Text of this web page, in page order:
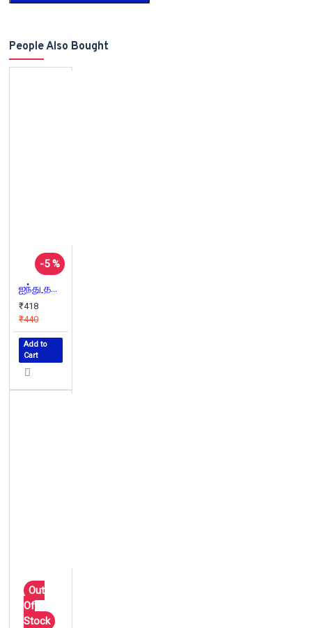
People Also Bought
-5 %
ஐந்து தலைமுறை நாடார் பெண்களின் கதை
₹418
₹440
Add to
Cart
Out
Of
Stock